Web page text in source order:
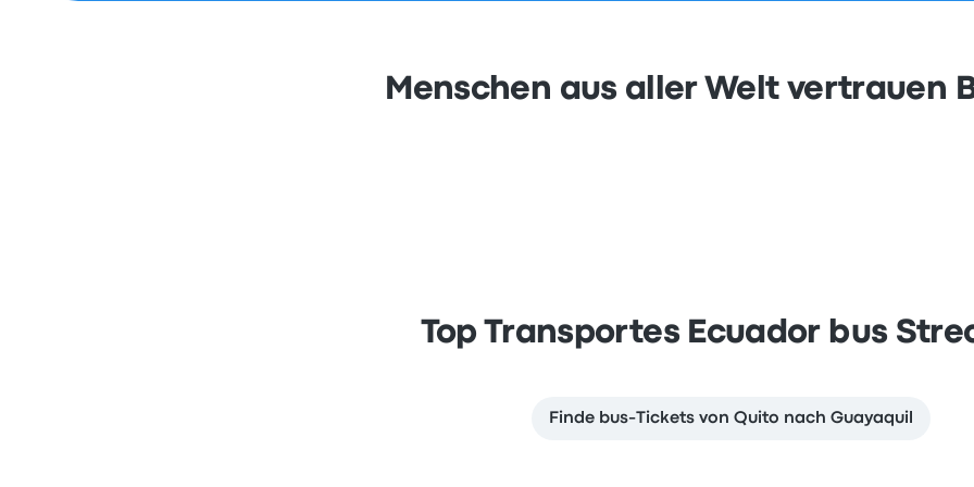
Menschen aus aller Welt vertrauen
Top Transportes Ecuador bus
Finde bus-Tickets von Quito nach Guayaquil